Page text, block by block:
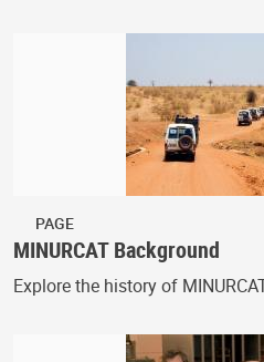
PAGE
MINURCAT Background
Explore the history of